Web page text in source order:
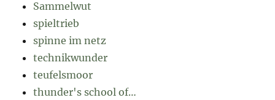
Sammelwut
spieltrieb
spinne im netz
technikwunder
teufelsmoor
thunder's school of…